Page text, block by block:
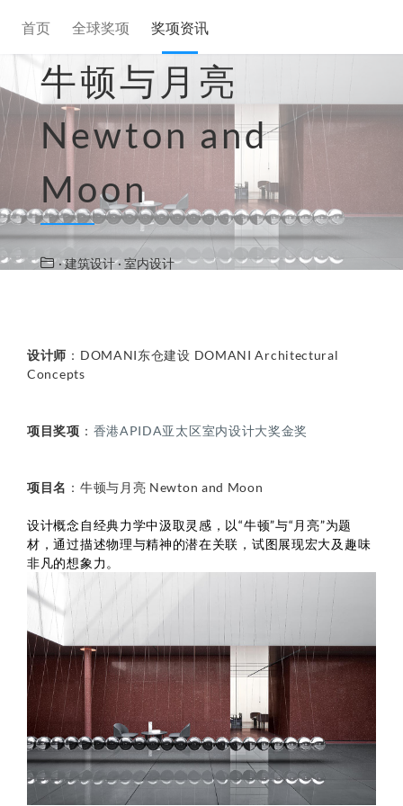
首页 全球奖项 奖项资讯
牛顿与月亮
Newton and
Moon
· 建筑设计· 室内设计
设计师 ：DOMANI东仓建设 DOMANI Architectural
Concepts
项目奖项 ： 香港APIDA亚太区室内设计大奖金奖
项目名 ：牛顿与月亮 Newton and Moon
设计概念自经典力学中汲取灵感，以“牛顿”与“月亮”为题
材，通过描述物理与精神的潜在关联，试图展现宏大及趣味
非凡的想象力。